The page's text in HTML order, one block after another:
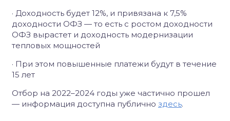
· Доходность будет 12%, и привязана к 7,5%
доходности ОФЗ — то есть с ростом доходности
ОФЗ вырастет и доходность модернизации
тепловых мощностей
· При этом повышенные платежи будут в течение
15 лет
Отбор на 2022–2024 годы уже частично прошел
— информация доступна публично здесь.